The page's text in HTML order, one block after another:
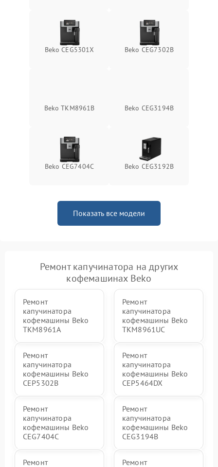
Beko CEG5301X Beko CEG7302B
Beko TKM8961B Beko CEG3194B
Beko CEG7404C Beko CEG3192B
Показать все модели
Ремонт капучинатора на других
кофемашинах Beko
Ремонт
капучинатора
кофемашины Beko
TKM8961A
Ремонт
капучинатора
кофемашины Beko
TKM8961UC
Ремонт
капучинатора
кофемашины Beko
CEP5302B
Ремонт
капучинатора
кофемашины Beko
CEP5464DX
Ремонт
капучинатора
кофемашины Beko
CEG7404C
Ремонт
капучинатора
кофемашины Beko
CEG3194B
Ремонт
Ремонт